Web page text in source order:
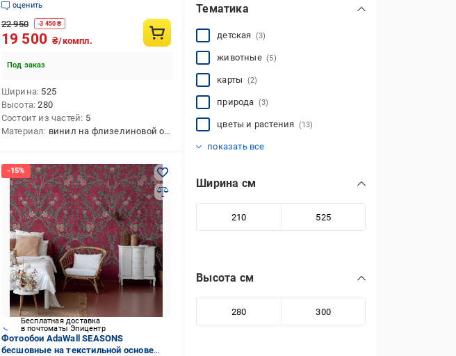
оценить
22 950 -3 450 ₴
19 500 ₴/компл.
Под заказ
Ширина 525
Высота 280
Состоит из частей 5
Материал винил на флизелиновой основе
Бесплатная доставка
в почтоматы Эпицентр
Фотообои AdaWall SEASONS
бесшовные на текстильной основе
Тематика
детская (3)
животные(5)
карты (2)
природа (3)
цветы и растения (13)
показать все
Ширина см
Высота см